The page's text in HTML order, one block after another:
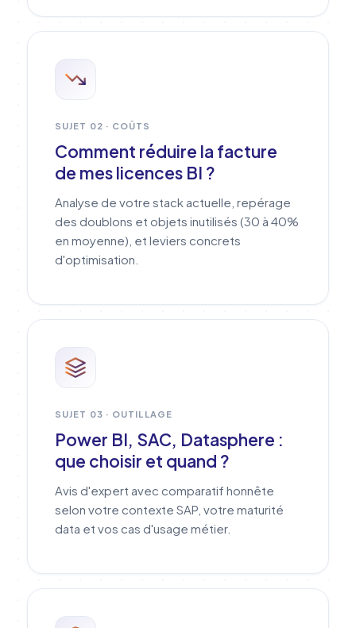
SUJET 02 · COÛTS
Comment réduire la facture
de mes licences BI ?
Analyse de votre stack actuelle, repérage
des doublons et objets inutilisés (30 à 40%
en moyenne), et leviers concrets
d'optimisation.
SUJET 03 · OUTILLAGE
Power BI, SAC, Datasphere :
que choisir et quand ?
Avis d'expert avec comparatif honnête
selon votre contexte SAP, votre maturité
data et vos cas d'usage métier.